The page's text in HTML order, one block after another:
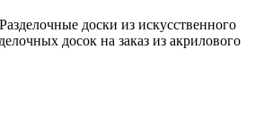
доски из искусственного
досок на заказ из акрилового